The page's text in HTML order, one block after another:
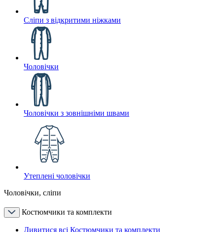
Сліпи з відкритими ніжками
Чоловічки
Чоловічки з зовнішніми швами
Утеплені чоловічки
Чоловічки, сліпи
Костюмчики та комплекти
Дивитися всі Костюмчики та комплекти